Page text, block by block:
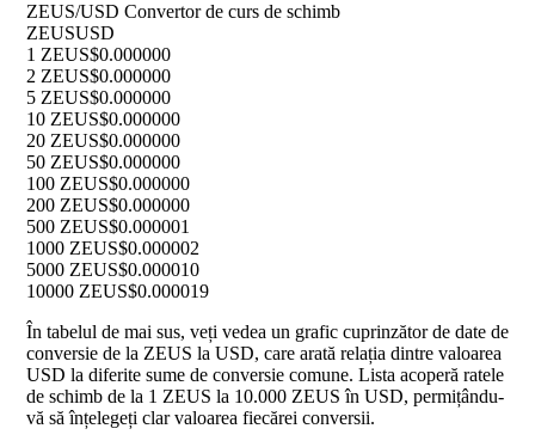
ZEUS/USD Convertor de curs de schimb
ZEUSUSD
1 ZEUS$0.000000
2 ZEUS$0.000000
5 ZEUS$0.000000
10 ZEUS$0.000000
20 ZEUS$0.000000
50 ZEUS$0.000000
100 ZEUS$0.000000
200 ZEUS$0.000000
500 ZEUS$0.000001
1000 ZEUS$0.000002
5000 ZEUS$0.000010
10000 ZEUS$0.000019
În tabelul de mai sus, veți vedea un grafic cuprinzător de date de
conversie de la ZEUS la USD, care arată relația dintre valoarea
USD la diferite sume de conversie comune. Lista acoperă ratele
de schimb de la 1 ZEUS la 10.000 ZEUS în USD, permițându-
vă să înțelegeți clar valoarea fiecărei conversii.